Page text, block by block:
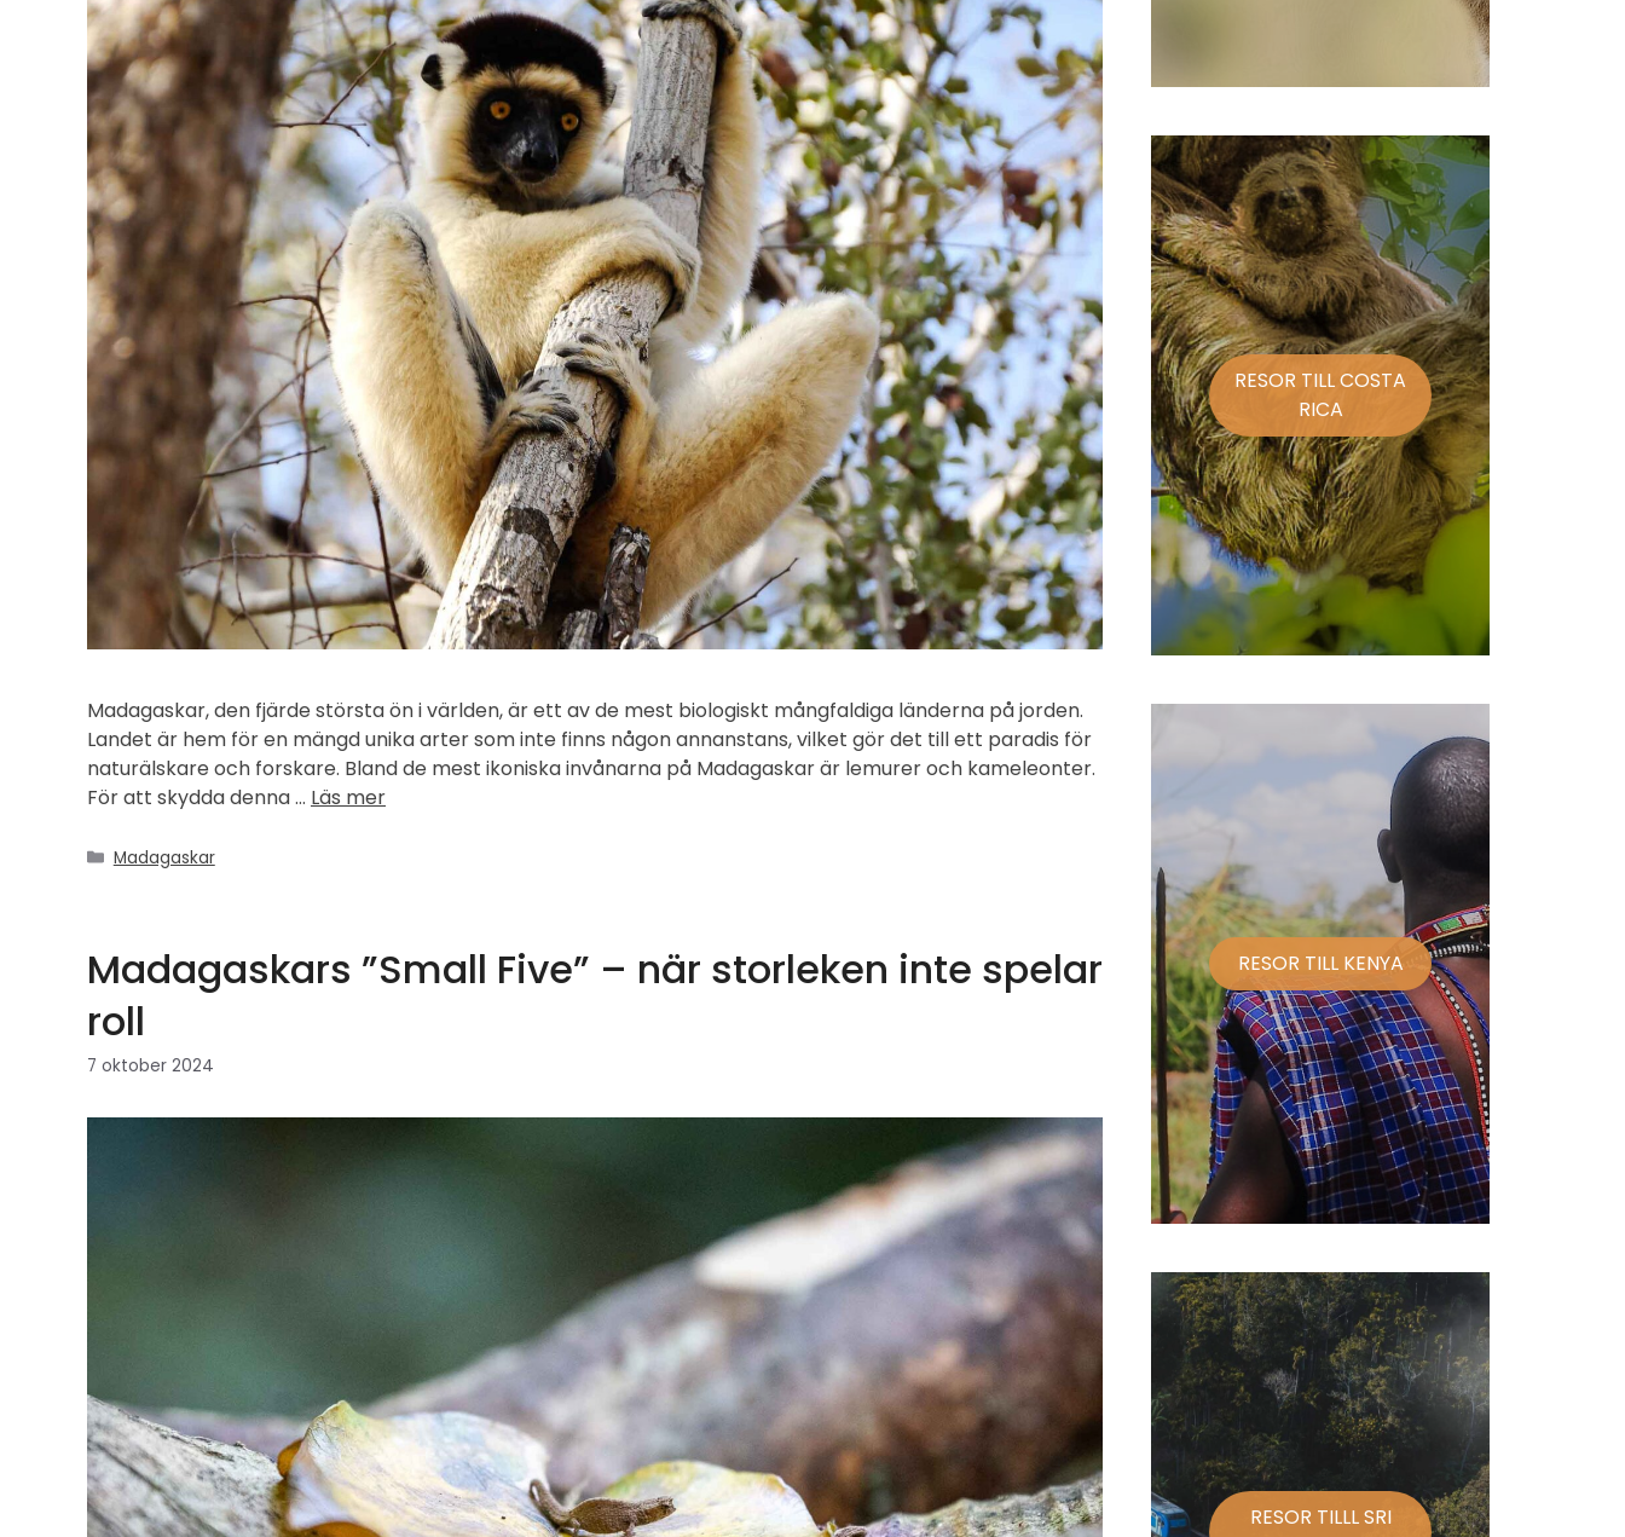
Madagaskar, den fjärde största ön i världen, är ett av de mest biologiskt mångfaldiga länderna på jorden.
Landet är hem för en mängd unika arter som inte finns någon annanstans, vilket gör det till ett paradis för
naturälskare och forskare. Bland de mest ikoniska invånarna på Madagaskar är lemurer och kameleonter.
För att skydda denna … Läs mer
Kategorier
Madagaskar
Madagaskars ”Small Five” – när storleken inte spelar
roll
7 oktober 2024
RESOR TILL COSTA
RICA
RESOR TILL KENYA
RESOR TILLL SRI